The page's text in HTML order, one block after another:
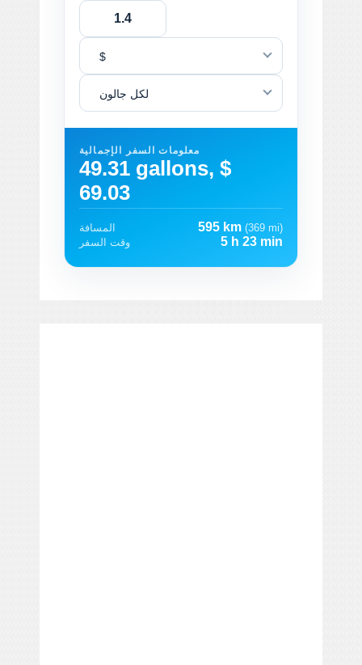
$
لكل جالون
معلومات السفر الإجمالية
49.31 gallons, $
69.03
المسافة 595 km (369 mi)
وقت السفر
5 h 23 min